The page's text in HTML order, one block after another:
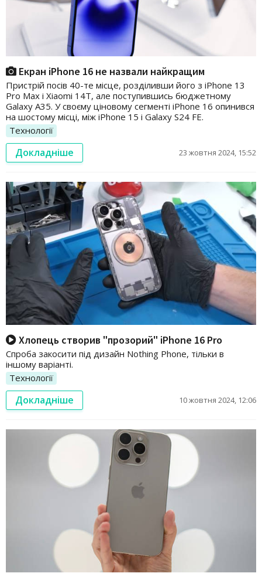
Екран iPhone 16 не назвали найкращим
Пристрій посів 40-те місце, розділивши його з iPhone 13
Pro Max і Xiaomi 14T, але поступившись бюджетному
Galaxy A35. У своєму ціновому сегменті iPhone 16 опинився
на шостому місці, між iPhone 15 і Galaxy S24 FE.
Технології
Докладніше 23 жовтня 2024, 15:52
Хлопець створив "прозорий" iPhone 16 Pro
Спроба закосити під дизайн Nothing Phone, тільки в
іншому варіанті.
Технології
Докладніше 10 жовтня 2024, 12:06